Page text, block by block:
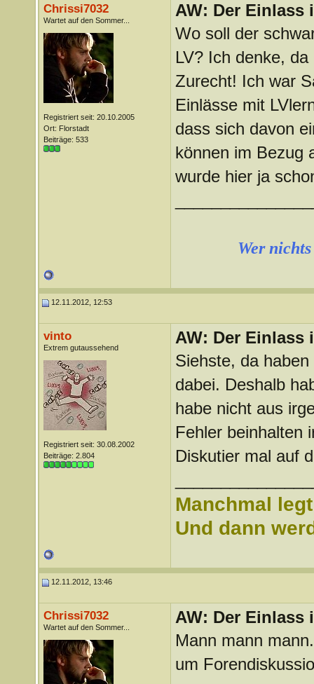
Chrissi7032
Wartet auf den Sommer...
Registriert seit: 20.10.2005
Ort: Florstadt
Beiträge: 533
AW: Der Einlass
Wo soll der
LV? Ich denke,
Zurecht! Ich war
Einlässe mit
dass sich davon
können im Bezug
wurde hier ja
Wer
12.11.2012, 12:53
vinto
Extrem gutaussehend
Registriert seit: 30.08.2002
Beiträge: 2.804
AW: Der Einlass
Siehste, da
dabei. Deshalb
habe nicht aus
Fehler beinhalten
Diskutier mal auf
Manchmal
Und dann
12.11.2012, 13:46
Chrissi7032
Wartet auf den Sommer...
AW: Der Einlass
Mann mann
um